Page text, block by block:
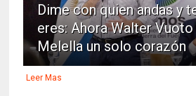
Dime con quien andas y
eres: Ahora Walter Vuoto
Melella un solo corazón
Leer Mas